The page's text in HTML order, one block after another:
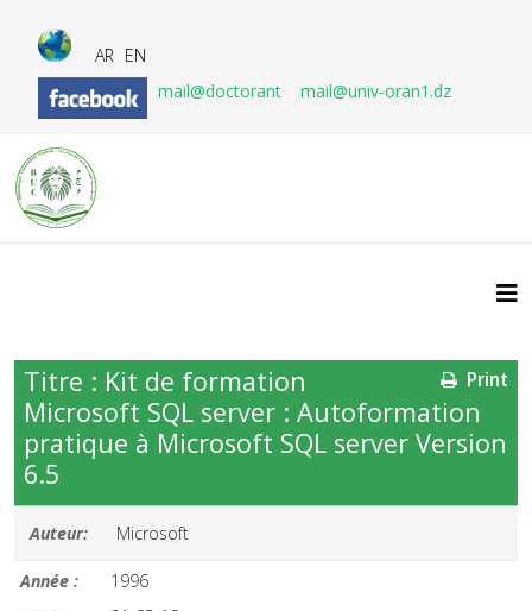
AR EN
mail@doctorant
mail@univ-oran1.dz
Print
Titre : Kit de formation
Microsoft SQL server : Autoformation
pratique à Microsoft SQL server Version
6.5
Auteur: Microsoft
Année :
1996